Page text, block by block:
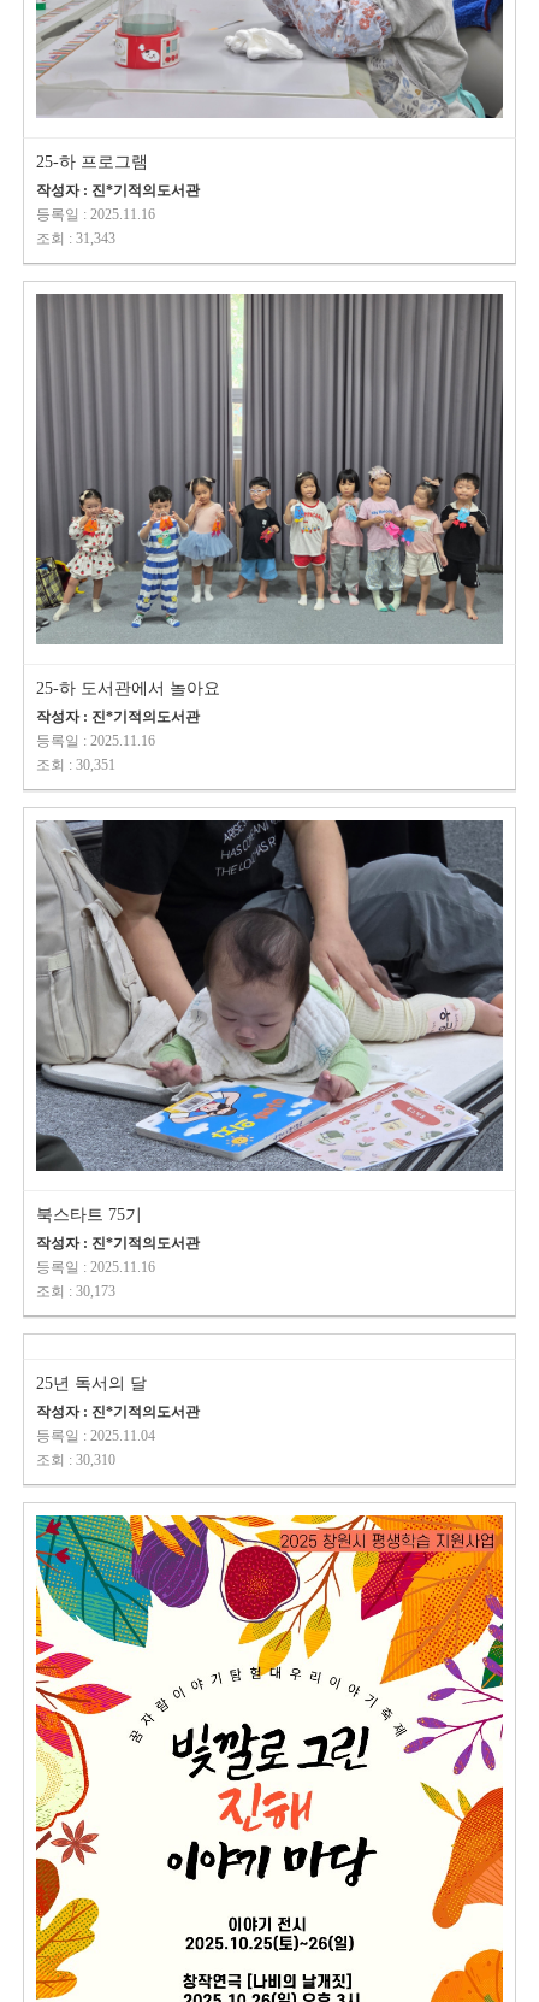
25-하 프로그램
작성자 : 진*기적의도서관
등록일 : 2025.11.16
조회 : 31,343
25-하 도서관에서 놀아요
작성자 : 진*기적의도서관
등록일 : 2025.11.16
조회 : 30,351
북스타트 75기
작성자 : 진*기적의도서관
등록일 : 2025.11.16
조회 : 30,173
25년 독서의 달
작성자 : 진*기적의도서관
등록일 : 2025.11.04
조회 : 30,310